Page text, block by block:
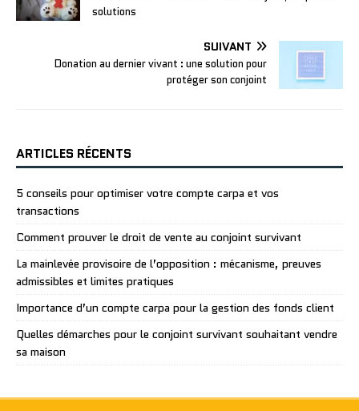
solutions
SUIVANT
Donation au dernier vivant : une solution pour
protéger son conjoint
ARTICLES RÉCENTS
5 conseils pour optimiser votre compte carpa et vos
transactions
Comment prouver le droit de vente au conjoint survivant
La mainlevée provisoire de l’opposition : mécanisme, preuves
admissibles et limites pratiques
Importance d’un compte carpa pour la gestion des fonds client
Quelles démarches pour le conjoint survivant souhaitant vendre
sa maison